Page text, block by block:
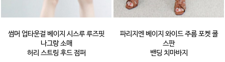
썸머 업타운걸 베이지 시스루 루즈핏
나그랑 소매
허리 스트링 후드 점퍼
파리지엔 베이지 와이드 주름 포켓 쿨
스판
밴딩 치마바지